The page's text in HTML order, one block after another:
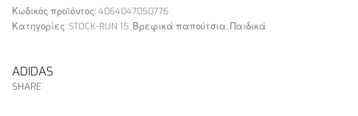
4064047050776
Κατηγορίες: STOCK-RUN 15, Βρεφικά παπούτσια, Παιδικά
ADIDAS
SHARE